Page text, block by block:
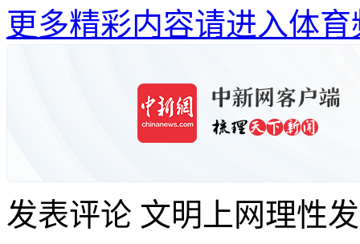
更多精彩内容请进入体育
发表评论 文明上网理性